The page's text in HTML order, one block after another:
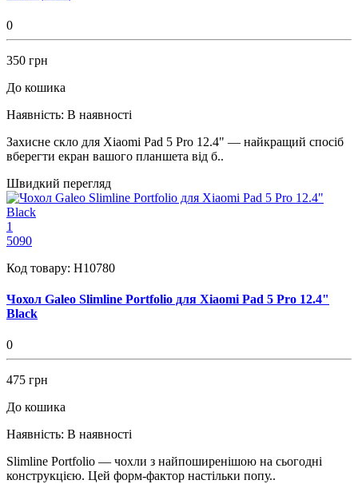
0
350 грн
До кошика
Наявність: В наявності
Захисне скло для Xiaomi Pad 5 Pro 12.4" — найкращий спосіб
вберегти екран вашого планшета від б..
Швидкий перегляд
1
5090
Код товару: H10780
Чохол Galeo Slimline Portfolio для Xiaomi Pad 5 Pro 12.4"
Black
0
475 грн
До кошика
Наявність: В наявності
Slimline Portfolio — чохли з найпоширенішою на сьогодні
конструкцією. Цей форм-фактор настільки попу..